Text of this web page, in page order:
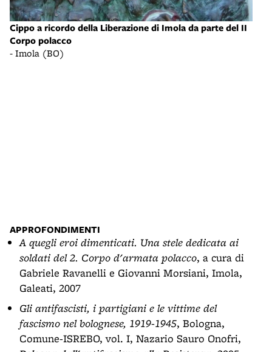
Cippo a ricordo della Liberazione di Imola da parte del II
Corpo polacco
- Imola (BO)
APPROFONDIMENTI
A quegli eroi dimenticati. Una stele dedicata ai
soldati del 2. Corpo d'armata polacco, a cura di
Gabriele Ravanelli e Giovanni Morsiani, Imola,
Galeati, 2007
Gli antifascisti, i partigiani e le vittime del
fascismo nel bolognese, 1919-1945, Bologna,
Comune-ISREBO, vol. I, Nazario Sauro Onofri,